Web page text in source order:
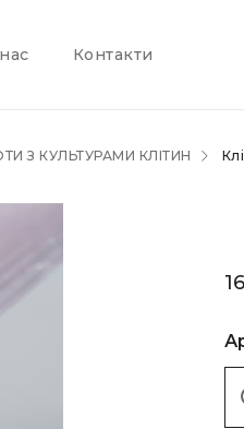
Контакти
З КУЛЬТУРАМИ КЛІТИН